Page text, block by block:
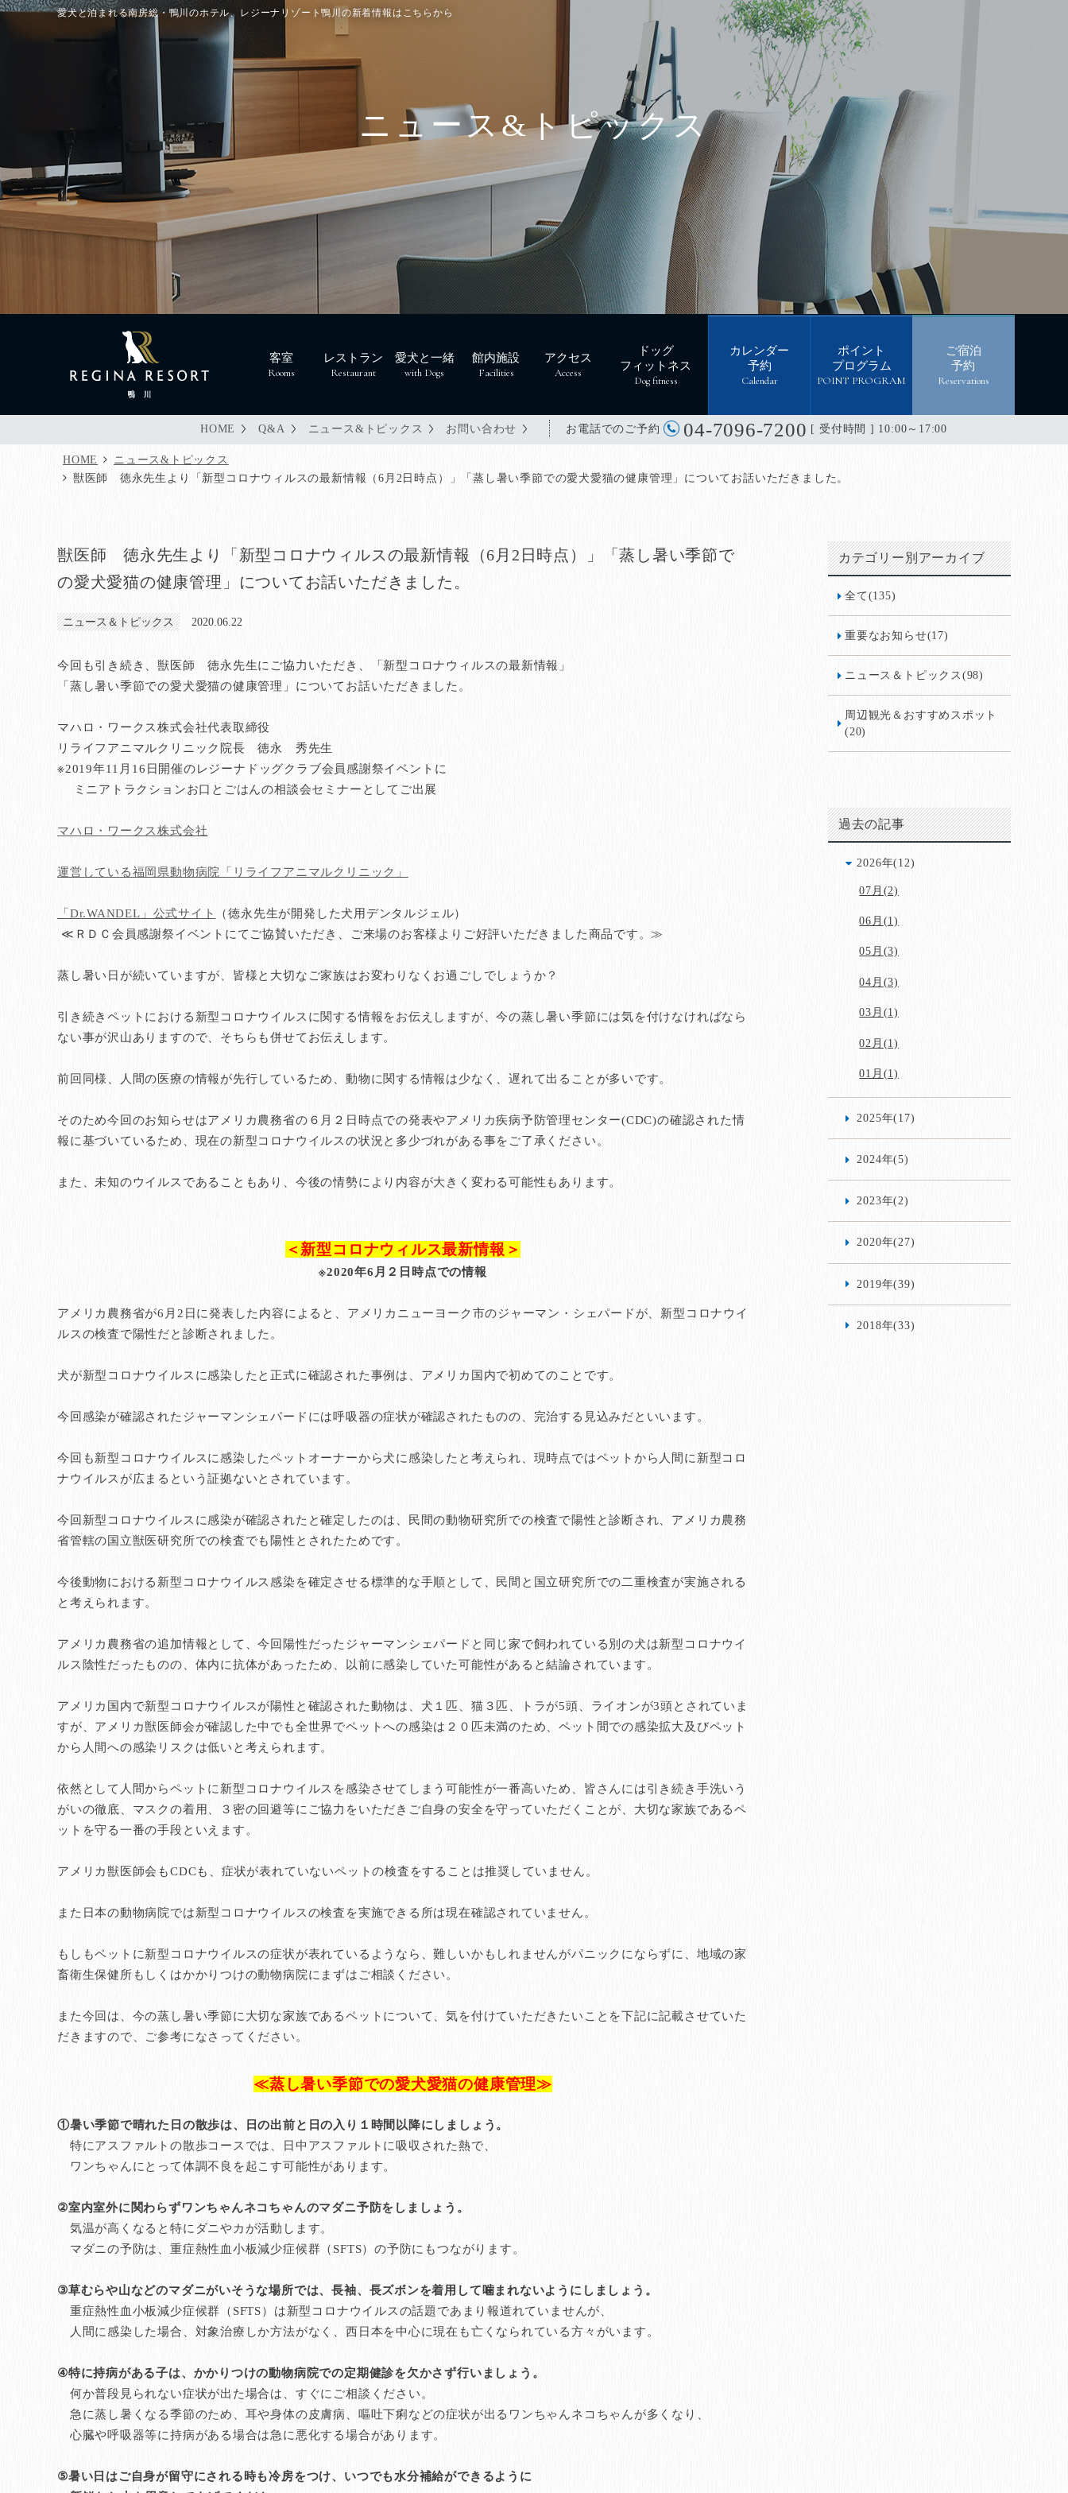
愛犬と泊まれる南房総・鴨川のホテル、レジーナリゾート鴨川の新着情報はこちらから
ニュース&トピックス
客室
Rooms
レストラン
Restaurant
愛犬と一緒
with Dogs
館内施設
Facilities
アクセス
Access
ドッグ
フィットネス
Dog fitness
カレンダー
予約
Calendar
ポイント
プログラム
POINT PROGRAM
ご宿泊
予約
Reservations
お電話でのご予約 04-7096-7200 [ 受付時間 ] 10:00～17:00
HOME Q&A ニュース&トピックス お問い合わせ
Rooms Restaurant
ドッグ
フィットネス
Dog fitness
カレンダー
予約
Calendar
ポイント
プログラム
POINT PROGRAM
HOME
ニュース&トピックス
獣医師 徳永先生より「新型コロナウィルスの最新情報（6月2日時点）」「蒸し暑い季節での愛犬愛猫の健康管理」についてお話いただきました。
獣医師 徳永先生より「新型コロナウィルスの最新情報（6月2日時点）」「蒸し暑い季節で
の愛犬愛猫の健康管理」についてお話いただきました。
ニュース＆トピックス 2020.06.22
今回も引き続き、獣医師 徳永先生にご協力いただき、「新型コロナウィルスの最新情報」
「蒸し暑い季節での愛犬愛猫の健康管理」についてお話いただきました。
マハロ・ワークス株式会社代表取締役
リライフアニマルクリニック院長 徳永 秀先生
※2019年11月16日開催のレジーナドッグクラブ会員感謝祭イベントに
ミニアトラクションお口とごはんの相談会セミナーとしてご出展
マハロ・ワークス株式会社
運営している福岡県動物病院「リライフアニマルクリニック」
「Dr.WANDEL」公式サイト
（徳永先生が開発した犬用デンタルジェル）
≪ＲＤＣ会員感謝祭イベントにてご協賛いただき、ご来場のお客様よりご好評いただきました商品です。≫
蒸し暑い日が続いていますが、皆様と大切なご家族はお変わりなくお過ごしでしょうか？
引き続きペットにおける新型コロナウイルスに関する情報をお伝えしますが、今の蒸し暑い季節には気を付けなければなら
ない事が沢山ありますので、そちらも併せてお伝えします。
前回同様、人間の医療の情報が先行しているため、動物に関する情報は少なく、遅れて出ることが多いです。
そのため今回のお知らせはアメリカ農務省の６月２日時点での発表やアメリカ疾病予防管理センター(CDC)の確認された情
報に基づいているため、現在の新型コロナウイルスの状況と多少づれがある事をご了承ください。
また、未知のウイルスであることもあり、今後の情勢により内容が大きく変わる可能性もあります。
＜新型コロナウィルス最新情報＞
※2020年6月２日時点での情報
アメリカ農務省が6月2日に発表した内容によると、アメリカニューヨーク市のジャーマン・シェパードが、新型コロナウイ
ルスの検査で陽性だと診断されました。
犬が新型コロナウイルスに感染したと正式に確認された事例は、アメリカ国内で初めてのことです。
今回感染が確認されたジャーマンシェパードには呼吸器の症状が確認されたものの、完治する見込みだといいます。
今回も新型コロナウイルスに感染したペットオーナーから犬に感染したと考えられ、現時点ではペットから人間に新型コロ
ナウイルスが広まるという証拠ないとされています。
今回新型コロナウイルスに感染が確認されたと確定したのは、民間の動物研究所での検査で陽性と診断され、アメリカ農務
省管轄の国立獣医研究所での検査でも陽性とされたためです。
今後動物における新型コロナウイルス感染を確定させる標準的な手順として、民間と国立研究所での二重検査が実施される
と考えられます。
アメリカ農務省の追加情報として、今回陽性だったジャーマンシェパードと同じ家で飼われている別の犬は新型コロナウイ
ルス陰性だったものの、体内に抗体があったため、以前に感染していた可能性があると結論されています。
アメリカ国内で新型コロナウイルスが陽性と確認された動物は、犬１匹、猫３匹、トラが5頭、ライオンが3頭とされていま
すが、アメリカ獣医師会が確認した中でも全世界でペットへの感染は２０匹未満のため、ペット間での感染拡大及びペット
から人間への感染リスクは低いと考えられます。
依然として人間からペットに新型コロナウイルスを感染させてしまう可能性が一番高いため、皆さんには引き続き手洗いう
がいの徹底、マスクの着用、３密の回避等にご協力をいただきご自身の安全を守っていただくことが、大切な家族であるペ
ットを守る一番の手段といえます。
アメリカ獣医師会もCDCも、症状が表れていないペットの検査をすることは推奨していません。
また日本の動物病院では新型コロナウイルスの検査を実施できる所は現在確認されていません。
もしもペットに新型コロナウイルスの症状が表れているようなら、難しいかもしれませんがパニックにならずに、地域の家
畜衛生保健所もしくはかかりつけの動物病院にまずはご相談ください。
また今回は、今の蒸し暑い季節に大切な家族であるペットについて、気を付けていただきたいことを下記に記載させていた
だきますので、ご参考になさってください。
≪蒸し暑い季節での愛犬愛猫の健康管理≫
①暑い季節で晴れた日の散歩は、日の出前と日の入り１時間以降にしましょう。
特にアスファルトの散歩コースでは、日中アスファルトに吸収された熱で、
ワンちゃんにとって体調不良を起こす可能性があります。
②室内室外に関わらずワンちゃんネコちゃんのマダニ予防をしましょう。
気温が高くなると特にダニやカが活動します。
マダニの予防は、重症熱性血小板減少症候群（SFTS）の予防にもつながります。
③草むらや山などのマダニがいそうな場所では、長袖、長ズボンを着用して噛まれないようにしましょう。
重症熱性血小板減少症候群（SFTS）は新型コロナウイルスの話題であまり報道れていませんが、
人間に感染した場合、対象治療しか方法がなく、西日本を中心に現在も亡くなられている方々がいます。
④特に持病がある子は、かかりつけの動物病院での定期健診を欠かさず行いましょう。
何か普段見られない症状が出た場合は、すぐにご相談ください。
急に蒸し暑くなる季節のため、耳や身体の皮膚病、嘔吐下痢などの症状が出るワンちゃんネコちゃんが多くなり、
心臓や呼吸器等に持病がある場合は急に悪化する場合があります。
⑤暑い日はご自身が留守にされる時も冷房をつけ、いつでも水分補給ができるように
カテゴリー別アーカイブ
全て(135)
重要なお知らせ(17)
ニュース＆トピックス(98)
周辺観光＆おすすめスポット
(20)
過去の記事
2026年(12)
07月(2)
06月(1)
05月(3)
04月(3)
03月(1)
02月(1)
01月(1)
2025年(17)
2024年(5)
2023年(2)
2020年(27)
2019年(39)
2018年(33)